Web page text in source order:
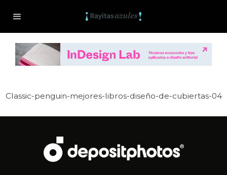
Classic-penguin-mejores-libros-diseño-de-cubiertas-04